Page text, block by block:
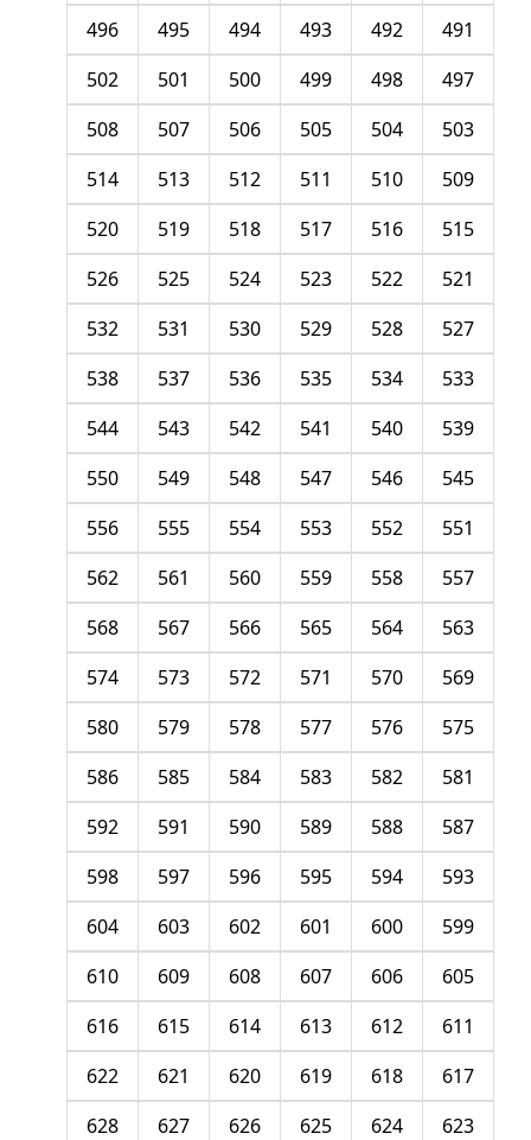
491
492
493
494
495
496
497
498
499
500
501
502
503
504
505
506
507
508
509
510
511
512
513
514
515
516
517
518
519
520
521
522
523
524
525
526
527
528
529
530
531
532
533
534
535
536
537
538
539
540
541
542
543
544
545
546
547
548
549
550
551
552
553
554
555
556
557
558
559
560
561
562
563
564
565
566
567
568
569
570
571
572
573
574
575
576
577
578
579
580
581
582
583
584
585
586
587
588
589
590
591
592
593
594
595
596
597
598
599
600
601
602
603
604
605
606
607
608
609
610
611
612
613
614
615
616
617
618
619
620
621
622
623
624
625
626
627
628